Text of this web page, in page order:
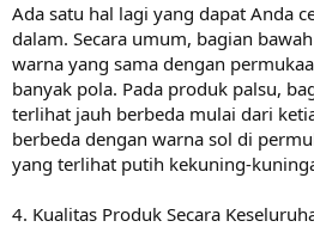
Ada satu hal lagi yang dapat Anda
dalam. Secara umum, bagian
warna yang sama dengan
banyak pola. Pada produk palsu,
terlihat jauh berbeda mulai dari
berbeda dengan warna sol di
yang terlihat putih kekuning-
4. Kualitas Produk Secara